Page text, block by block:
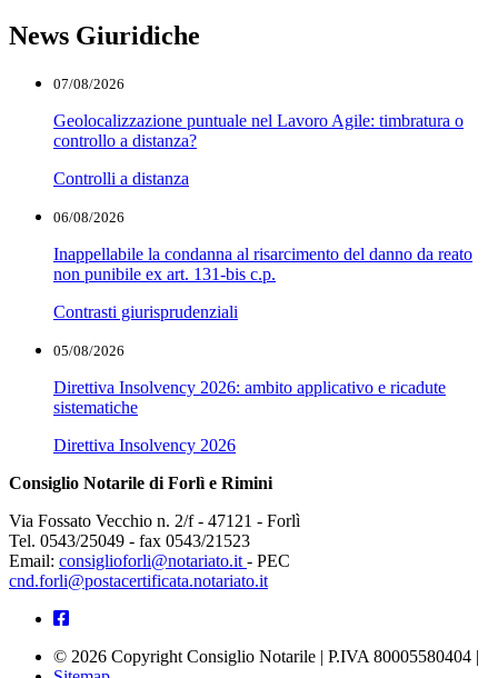
News Giuridiche
07/08/2026
Geolocalizzazione puntuale nel Lavoro Agile: timbratura o
controllo a distanza?
Controlli a distanza
06/08/2026
Inappellabile la condanna al risarcimento del danno da reato
non punibile ex art. 131-bis c.p.
Contrasti giurisprudenziali
05/08/2026
Direttiva Insolvency 2026: ambito applicativo e ricadute
sistematiche
Direttiva Insolvency 2026
Consiglio Notarile di Forlì e Rimini
Via Fossato Vecchio n. 2/f - 47121 - Forlì
Tel. 0543/25049 - fax 0543/21523
Email: consiglioforli@notariato.it - PEC
cnd.forli@postacertificata.notariato.it
© 2026 Copyright Consiglio Notarile | P.IVA 80005580404 |